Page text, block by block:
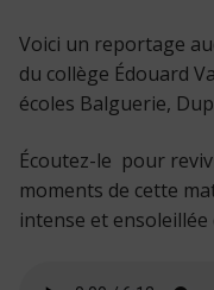
Voici un reportage
du collège Édouard
écoles Balguerie,
Écoutez-le pour
moments de cette
intense et ensoleillée